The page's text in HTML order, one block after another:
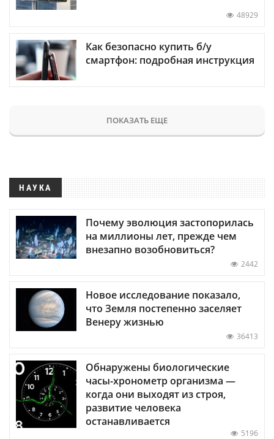
48929
Как безопасно купить б/у
смартфон: подробная инструкция
ПОКАЗАТЬ ЕЩЕ
НАУКА
Почему эволюция застопорилась
на миллионы лет, прежде чем
внезапно возобновиться?
2442
Новое исследование показало,
что Земля постепенно заселяет
Венеру жизнью
36413
Обнаружены биологические
часы-хронометр организма —
когда они выходят из строя,
развитие человека
останавливается
5196